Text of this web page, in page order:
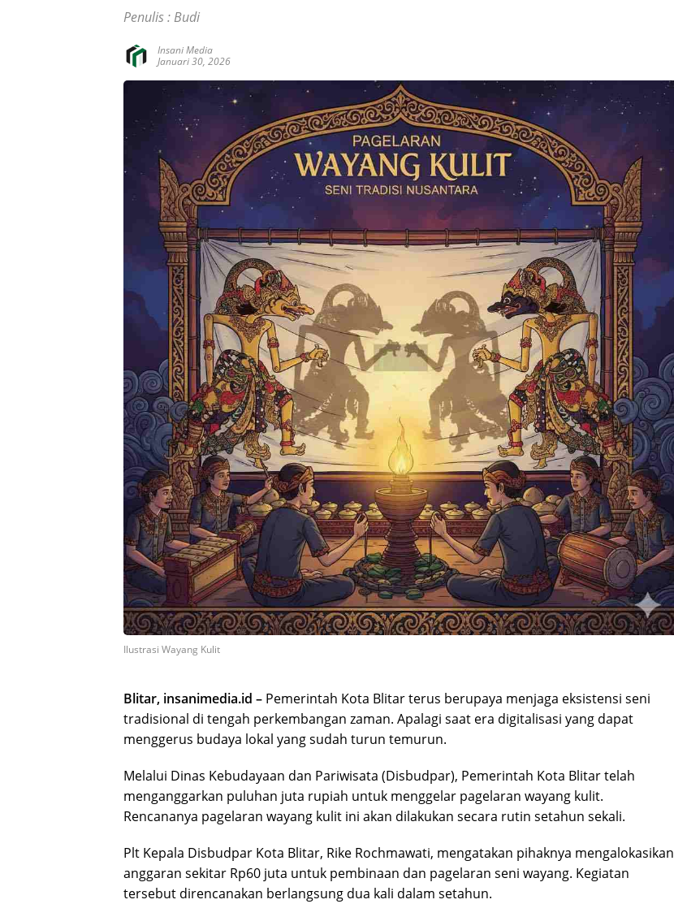
Penulis : Budi
Insani Media
Januari 30, 2026
Ilustrasi Wayang Kulit
Blitar, insanimedia.id – Pemerintah Kota Blitar terus berupaya menjaga eksistensi seni
tradisional di tengah perkembangan zaman. Apalagi saat era digitalisasi yang dapat
menggerus budaya lokal yang sudah turun temurun.
Melalui Dinas Kebudayaan dan Pariwisata (Disbudpar), Pemerintah Kota Blitar telah
menganggarkan puluhan juta rupiah untuk menggelar pagelaran wayang kulit.
Rencananya pagelaran wayang kulit ini akan dilakukan secara rutin setahun sekali.
Plt Kepala Disbudpar Kota Blitar, Rike Rochmawati, mengatakan pihaknya mengalokasikan
anggaran sekitar Rp60 juta untuk pembinaan dan pagelaran seni wayang. Kegiatan
tersebut direncanakan berlangsung dua kali dalam setahun.